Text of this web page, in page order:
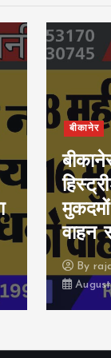
बीकानेर
वाहन
By